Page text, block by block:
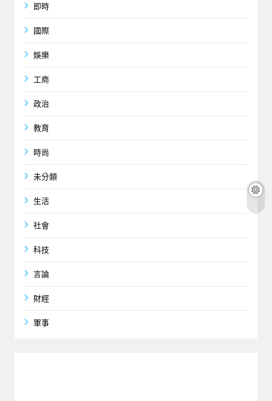
即時
國際
娛樂
工商
政治
教育
時尚
未分類
生活
社會
科技
言論
財經
軍事